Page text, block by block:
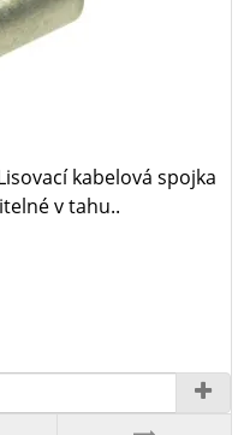
kabelová spojka
v tahu..